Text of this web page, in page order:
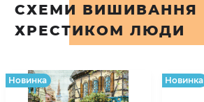
СХЕМИ ВИШИВАННЯ
ХРЕСТИКОМ ЛЮДИ
Hовинка Hовинка